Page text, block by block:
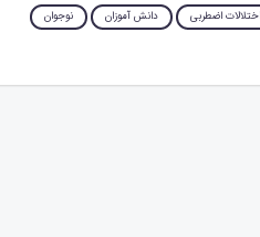
اختلالات اضطربی دانش آموزان نوجوان